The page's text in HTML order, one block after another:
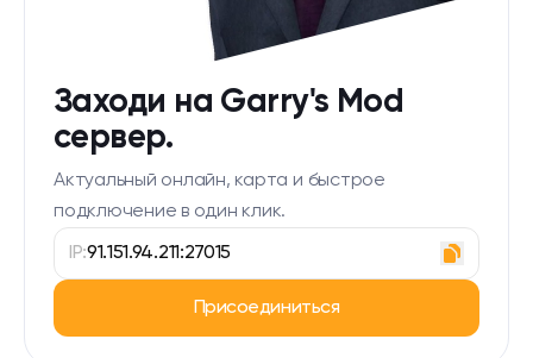
Заходи на Garry's Mod
сервер.
Актуальный онлайн, карта и быстрое
подключение в один клик.
IP:91.151.94.211:27015
Присоединиться